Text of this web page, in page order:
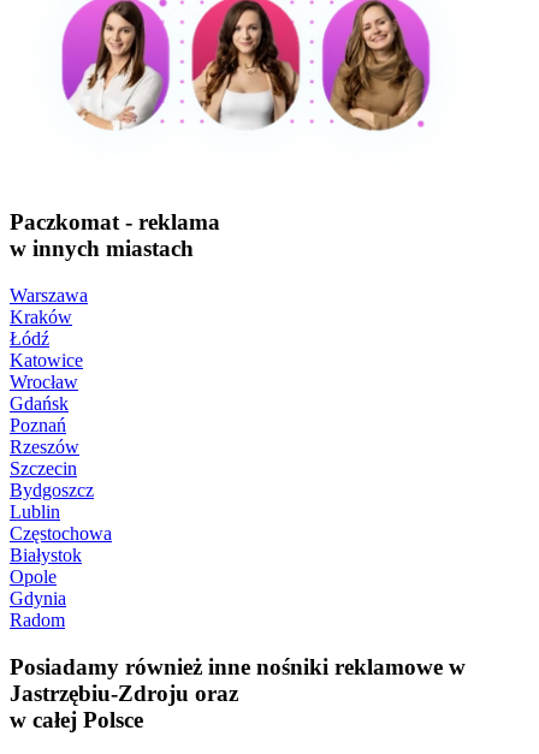
Paczkomat - reklama
w innych miastach
Warszawa
Kraków
Łódź
Katowice
Wrocław
Gdańsk
Poznań
Rzeszów
Szczecin
Bydgoszcz
Lublin
Częstochowa
Białystok
Opole
Gdynia
Radom
Posiadamy również inne nośniki reklamowe w
Jastrzębiu-Zdroju oraz
w całej Polsce